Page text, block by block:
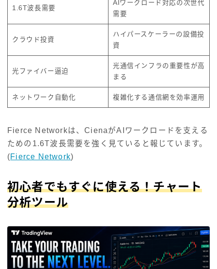
1.6T波長需要
AIワークロード対応の次世代
需要
クラウド投資
ハイパースケーラーの設備投
資
光ファイバー逼迫
光通信インフラの重要性が高
まる
ネットワーク自動化 複雑化する通信網を効率運用
Fierce Networkは、CienaがAIワークロードを支える
ための1.6T波長需要を強く見ていると報じています。
(Fierce Network)
初心者でもすぐに使える！チャート
分析ツール